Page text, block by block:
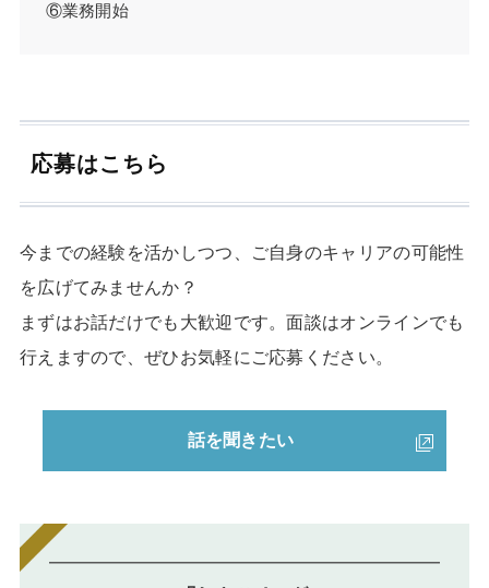
⑥業務開始
応募はこちら
今までの経験を活かしつつ、ご自身のキャリアの可能性
を広げてみませんか？
まずはお話だけでも大歓迎です。面談はオンラインでも
行えますので、ぜひお気軽にご応募ください。
話を聞きたい